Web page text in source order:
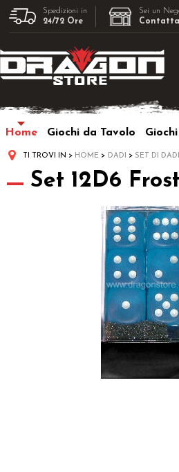
Spedizioni in
24/72 Ore
Sei un
Home Giochi da Tavolo
TI TROVI IN HOME DADI SET DI DADI
Set 12D6